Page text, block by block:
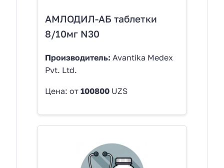
АМЛОДИЛ-АБ таблетки
8/10мг N30
Производитель: Avantika Medex
Pvt. Ltd.
Цена: от 100800 UZS